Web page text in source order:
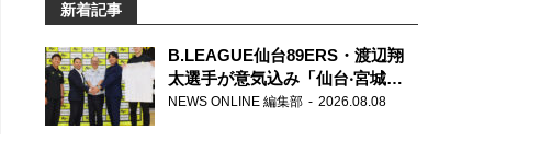
新着記事
B.LEAGUE仙台89ERS・渡辺翔
太選手が意気込み「仙台‧宮城を
さらに盛り上げていきたいです」
NEWS ONLINE 編集部 2026.08.08